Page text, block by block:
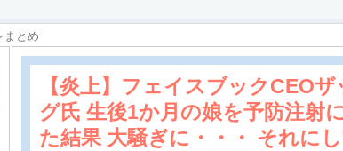
まとめ
【炎上】フェイスブックCEO
グ氏 生後1か月の娘を予防注射
た結果 大騒ぎに・・・ それに